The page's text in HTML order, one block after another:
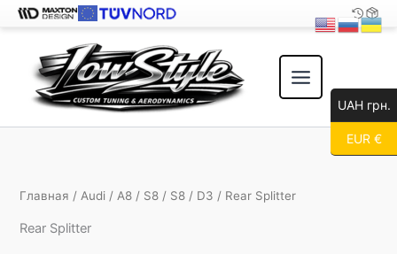
содержимому
Главная /Audi /A8 / S8 / S8 / D3 / Rear Splitter
Rear Splitter
UAH грн.
EUR €